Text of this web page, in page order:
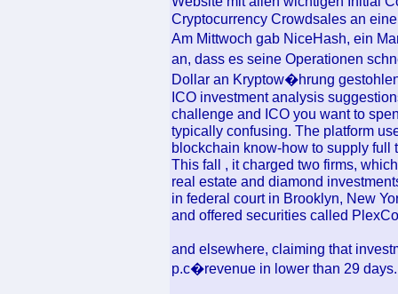
Cryptocurrency Crowdsales an
Am Mittwoch gab NiceHash, ein
an, dass es seine Operationen
Dollar an Kryptow�hrung
ICO investment analysis
challenge and ICO you want to
typically confusing. The platform
blockchain know-how to supply full
This fall , it charged two firms,
real estate and diamond
in federal court in Brooklyn, New
and offered securities called
and elsewhere, claiming that
p.c�revenue in lower than 29 days.